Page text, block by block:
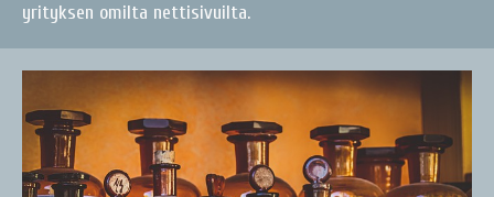
yrityksen omilta nettisivuilta.